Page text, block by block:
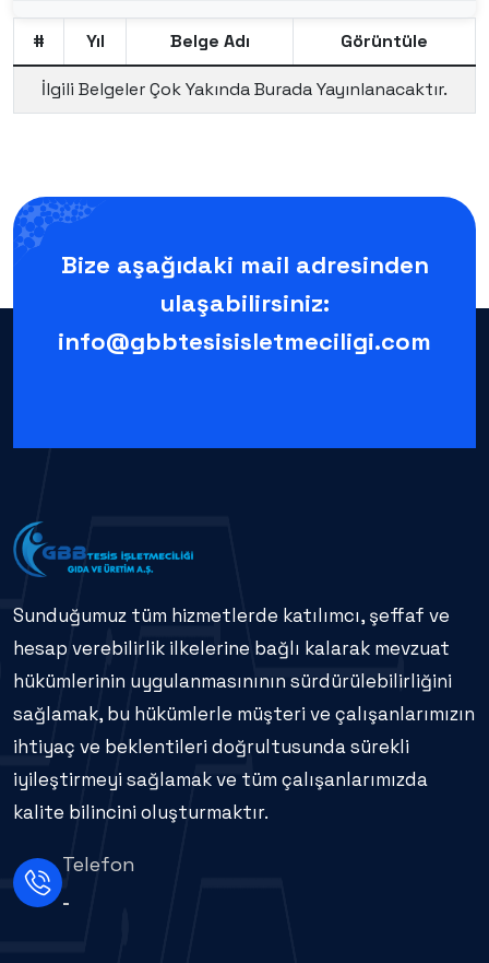
# Yıl Belge Adı Görüntüle
İlgili Belgeler Çok Yakında Burada Yayınlanacaktır.
Bize aşağıdaki mail adresinden
ulaşabilirsiniz:
info@gbbtesisisletmeciligi.com
Sunduğumuz tüm hizmetlerde katılımcı, şeffaf ve
hesap verebilirlik ilkelerine bağlı kalarak mevzuat
hükümlerinin uygulanmasınının sürdürülebilirliğini
sağlamak, bu hükümlerle müşteri ve çalışanlarımızın
ihtiyaç ve beklentileri doğrultusunda sürekli
iyileştirmeyi sağlamak ve tüm çalışanlarımızda
kalite bilincini oluşturmaktır.
Telefon
-